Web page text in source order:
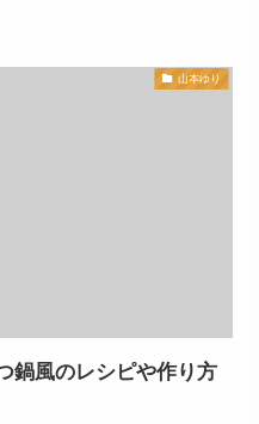
山本ゆり
鍋風のレシピや作り方